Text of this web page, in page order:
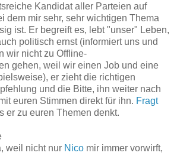
Kandidat aller Parteien auf
dem mir sehr, sehr wichtigen Thema
ist. Er begreift es, lebt "unser" Leben,
politisch ernst (informiert uns und
wir nicht zu Offline-
gehen, weil wir einen Job und eine
er zieht die richtigen
und die Bitte, ihn weiter nach
euren Stimmen direkt für ihn. Fragt
er zu euren Themen denkt.
weil nicht nur Nico mir immer vorwirft,